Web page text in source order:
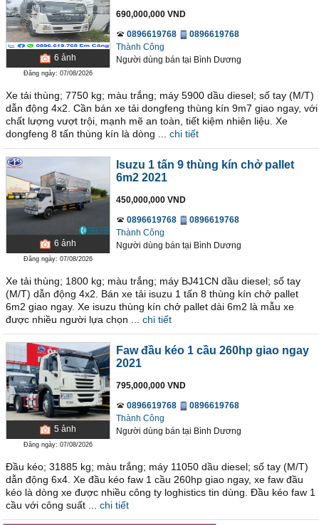
6 ảnh
Đăng ngày: 07/08/2026
690,000,000 VND
0896619768
0896619768
Thành Công
Người dùng bán tại Bình Dương
Xe tải thùng; 7750 kg; màu trắng; máy 5900 dầu diesel; số tay (M/T)
dẫn động 4x2. Cần bán xe tải dongfeng thùng kín 9m7 giao ngay, với
chất lượng vượt trội, mạnh mẽ an toàn, tiết kiệm nhiên liệu. Xe
dongfeng 8 tấn thùng kín là dòng ...
chi tiết
6 ảnh
Đăng ngày: 07/08/2026
Isuzu 1 tấn 9 thùng kín chở pallet
6m2 2021
450,000,000 VND
0896619768
0896619768
Thành Công
Người dùng bán tại Bình Dương
Xe tải thùng; 1800 kg; màu trắng; máy BJ41CN dầu diesel; số tay
(M/T) dẫn động 4x2. Bán xe tải isuzu 1 tấn 8 thùng kín chở pallet
6m2 giao ngay. Xe isuzu thùng kín chở pallet dài 6m2 là mẫu xe
được nhiều người lựa chọn ...
chi tiết
5 ảnh
Đăng ngày: 07/08/2026
Faw đầu kéo 1 cầu 260hp giao ngay
2021
795,000,000 VND
0896619768
0896619768
Thành Công
Người dùng bán tại Bình Dương
Đầu kéo; 31885 kg; màu trắng; máy 11050 dầu diesel; số tay (M/T)
dẫn động 6x4. Xe đầu kéo faw 1 cầu 260hp giao ngay, xe faw đầu
kéo là dòng xe được nhiều công ty loghistics tin dùng. Đầu kéo faw 1
cầu với công suất ...
chi tiết